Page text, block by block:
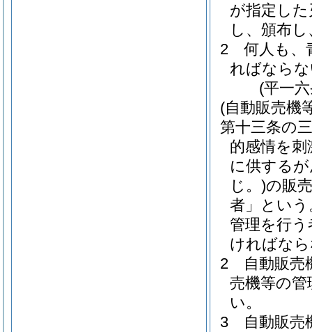
が指定した
し、頒布
2
何人も、
ればなら
(平一
(自動販売機
第十三条の三
的感情を
に供する
じ。)の販
者」という
管理を行う
ければな
2
自動販売
売機等の
い。
3
自動販売